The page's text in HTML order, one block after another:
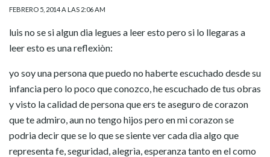
FEBRERO 5, 2014 A LAS 2:06 AM
luis no se si algun dia legues a leer esto pero si lo llegaras a
leer esto es una reflexiòn:
yo soy una persona que puedo no haberte escuchado desde su
infancia pero lo poco que conozco, he escuchado de tus obras
y visto la calidad de persona que ers te aseguro de corazon
que te admiro, aun no tengo hijos pero en mi corazon se
podria decir que se lo que se siente ver cada dia algo que
representa fe, seguridad, alegrìa, esperanza tanto en el como